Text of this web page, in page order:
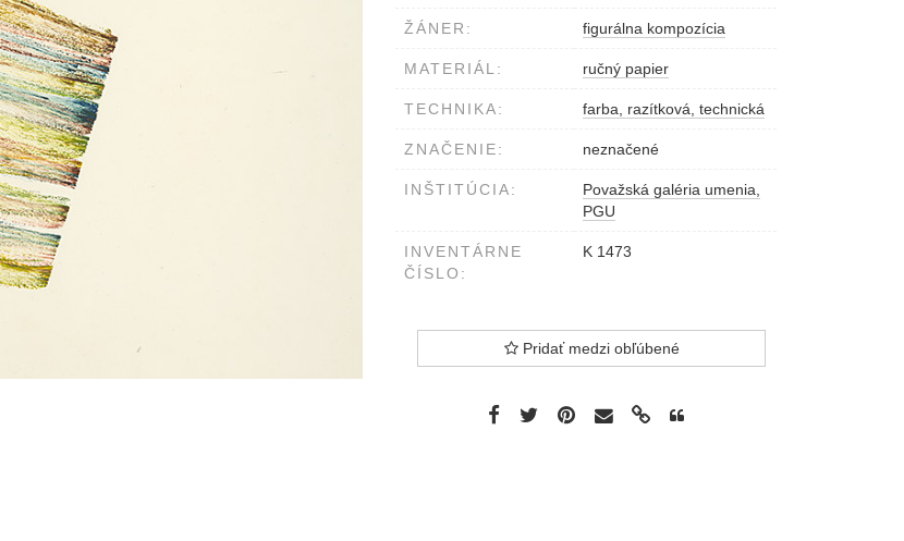
ŽÁNER: figurálna kompozícia
MATERIÁL: ručný papier
TECHNIKA: farba, razítková, technická
ZNAČENIE: neznačené
INŠTITÚCIA:
Považská galéria umenia,
PGU
INVENTÁRNE
ČÍSLO:
K 1473
Pridať medzi obľúbené